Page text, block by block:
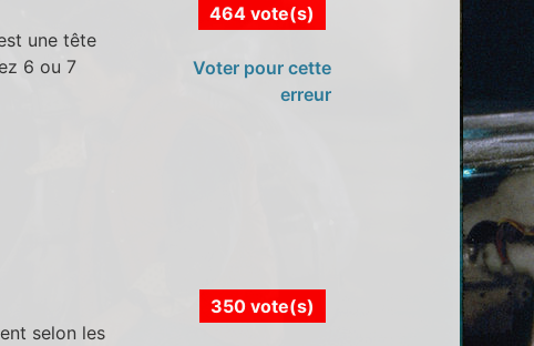
une tête
6 ou 7
464 vote(s)
Voter pour cette
erreur
selon les
350 vote(s)